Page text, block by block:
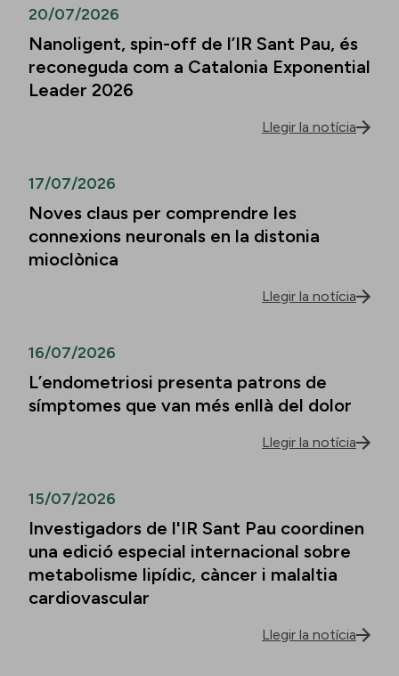
20/07/2026
Nanoligent, spin-off de l’IR Sant Pau, és
reconeguda com a Catalonia Exponential
Leader 2026
Llegir la notícia
17/07/2026
Noves claus per comprendre les
connexions neuronals en la distonia
mioclònica
Llegir la notícia
16/07/2026
L’endometriosi presenta patrons de
símptomes que van més enllà del dolor
Llegir la notícia
15/07/2026
Investigadors de l'IR Sant Pau coordinen
una edició especial internacional sobre
metabolisme lipídic, càncer i malaltia
cardiovascular
Llegir la notícia